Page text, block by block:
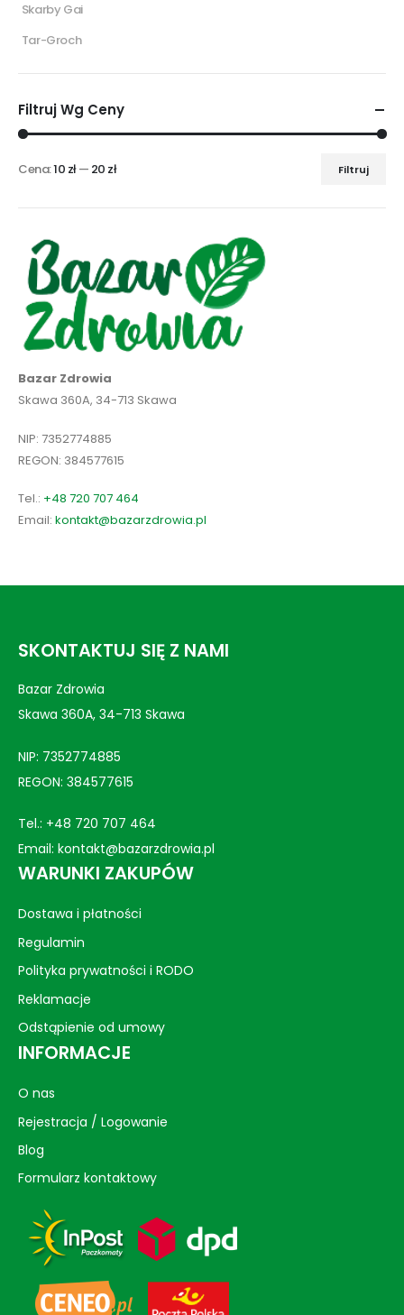
Skarby Gai
Tar-Groch
Filtruj Wg Ceny
Filtruj
Cena:10 zł— 20 zł
Bazar Zdrowia
Skawa 360A, 34-713 Skawa
NIP: 7352774885
REGON: 384577615
Tel.: +48 720 707 464
Email: kontakt@bazarzdrowia.pl
SKONTAKTUJ SIĘ Z NAMI
Bazar Zdrowia
Skawa 360A, 34-713 Skawa
NIP: 7352774885
REGON: 384577615
Tel.: +48 720 707 464
Email: kontakt@bazarzdrowia.pl
WARUNKI ZAKUPÓW
Dostawa i płatności
Regulamin
Polityka prywatności i RODO
Reklamacje
Odstąpienie od umowy
INFORMACJE
O nas
Rejestracja / Logowanie
Blog
Formularz kontaktowy